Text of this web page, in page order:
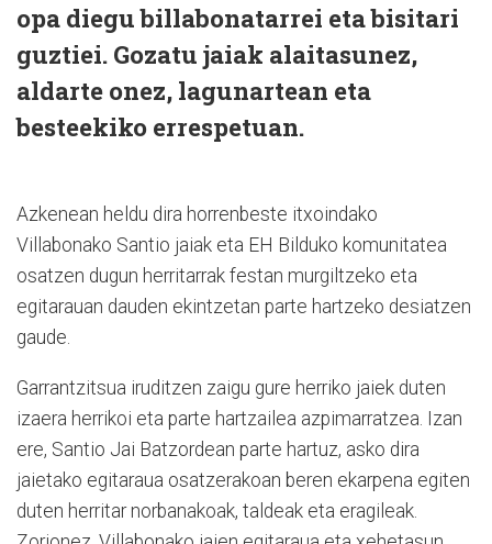
opa diegu billabonatarrei eta bisitari
guztiei. Gozatu jaiak alaitasunez,
aldarte onez, lagunartean eta
besteekiko errespetuan.
Azkenean heldu dira horrenbeste itxoindako
Villabonako Santio jaiak eta EH Bilduko komunitatea
osatzen dugun herritarrak festan murgiltzeko eta
egitarauan dauden ekintzetan parte hartzeko desiatzen
gaude.
Garrantzitsua iruditzen zaigu gure herriko jaiek duten
izaera herrikoi eta parte hartzailea azpimarratzea. Izan
ere, Santio Jai Batzordean parte hartuz, asko dira
jaietako egitaraua osatzerakoan beren ekarpena egiten
duten herritar norbanakoak, taldeak eta eragileak.